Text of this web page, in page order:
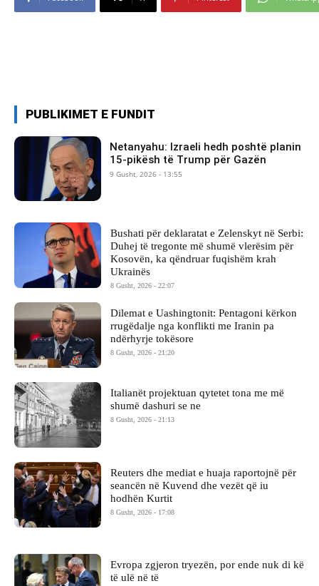
PUBLIKIMET E FUNDIT
Netanyahu: Izraeli hedh poshtë planin
15-pikësh të Trump për Gazën
9 Gusht, 2026 - 13:55
Bushati për deklaratat e Zelenskyt në Serbi:
Duhej të tregonte më shumë vlerësim për
Kosovën, ka qëndruar fuqishëm krah
Ukrainës
8 Gusht, 2026 - 22:07
Dilemat e Uashingtonit: Pentagoni kërkon
rrugëdalje nga konflikti me Iranin pa
ndërhyrje tokësore
8 Gusht, 2026 - 21:20
Italianët projektuan qytetet tona me më
shumë dashuri se ne
8 Gusht, 2026 - 21:13
Reuters dhe mediat e huaja raportojnë për
seancën në Kuvend dhe vezët që iu
hodhën Kurtit
8 Gusht, 2026 - 17:08
Evropa zgjeron tryezën, por ende nuk di kë
të ulë në të